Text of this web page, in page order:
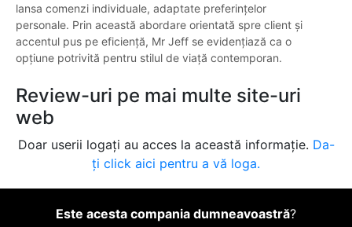
lansa comenzi individuale, adaptate preferințelor
personale. Prin această abordare orientată spre client și
accentul pus pe eficiență, Mr Jeff se evidențiază ca o
opțiune potrivită pentru stilul de viață contemporan.
Review-uri pe mai multe site-uri
web
Doar userii logați au acces la această informație. Da-
ți click aici pentru a vă loga.
Este acesta compania dumneavoastră?